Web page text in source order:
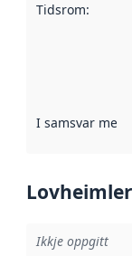
Tidsrom:
I samsvar med
Lovheimler
Ikkje oppgitt